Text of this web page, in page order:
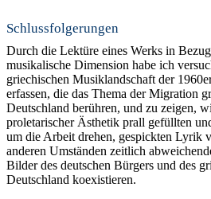
Schlussfolgerungen
Durch die Lektüre eines Werks in
musikalische Dimension habe ich
griechischen Musiklandschaft der
erfassen, die das Thema der Migration
Deutschland berühren, und zu zeigen,
proletarischer Ästhetik prall gefüllten
um die Arbeit drehen, gespickten Lyrik
anderen Umständen zeitlich
Bilder des deutschen Bürgers und des
Deutschland koexistieren.